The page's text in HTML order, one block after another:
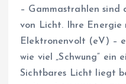
– Gammastrahlen sind
von Licht. Ihre Energie
Elektronenvolt (eV) –
wie viel „Schwung“ ein
Sichtbares Licht liegt